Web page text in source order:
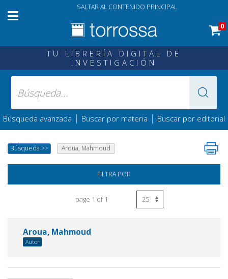
SALTAR AL CONTENIDO PRINCIPAL
0
TU LIBRERÍA DIGITAL DE
INVESTIGACIÓN
Búsqueda avanzada | Buscar por materia | Buscar por editorial
Búsqueda >> Aroua, Mahmoud
FILTRA POR
page 1 of 1
Aroua, Mahmoud
Autor